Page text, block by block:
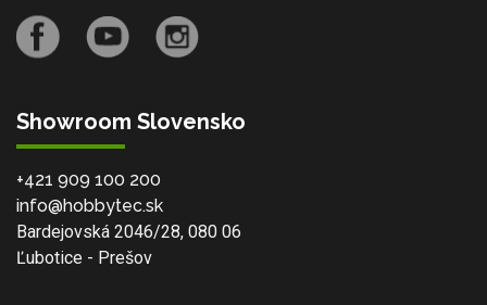
Showroom Slovensko
+421 909 100 200
info@hobbytec.sk
Bardejovská 2046/28, 080 06
Ľubotice - Prešov